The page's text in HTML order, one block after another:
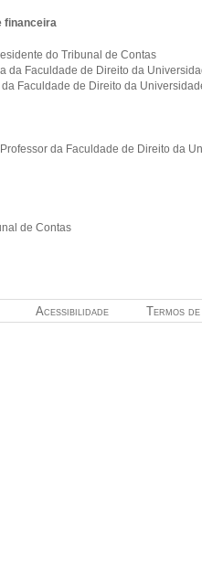
financeira
do Tribunal de Contas
da Faculdade de Direito da
Faculdade de Direito da
da Faculdade de Direito da
de Contas
Termos
Acessibilidade